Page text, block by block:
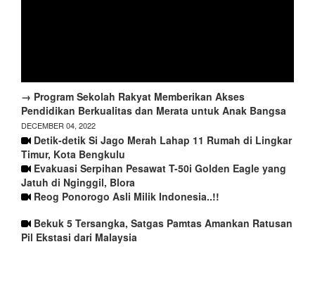
→ Program Sekolah Rakyat Memberikan Akses
Pendidikan Berkualitas dan Merata untuk Anak Bangsa
DECEMBER 04, 2022
Detik-detik Si Jago Merah Lahap 11 Rumah di Lingkar
Timur, Kota Bengkulu
Evakuasi Serpihan Pesawat T-50i Golden Eagle yang
Jatuh di Nginggil, Blora
Reog Ponorogo Asli Milik Indonesia..!!
Bekuk 5 Tersangka, Satgas Pamtas Amankan Ratusan
Pil Ekstasi dari Malaysia